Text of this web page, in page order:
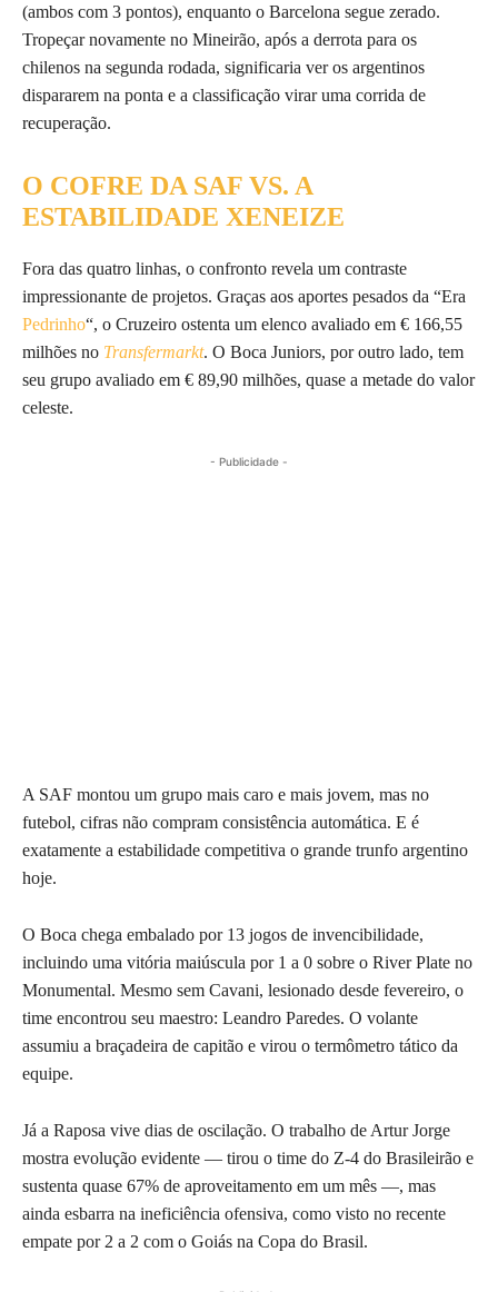
(ambos com 3 pontos), enquanto o Barcelona segue zerado.
Tropeçar novamente no Mineirão, após a derrota para os
chilenos na segunda rodada, significaria ver os argentinos
dispararem na ponta e a classificação virar uma corrida de
recuperação.
O COFRE DA SAF VS. A
ESTABILIDADE XENEIZE
Fora das quatro linhas, o confronto revela um contraste
impressionante de projetos. Graças aos aportes pesados da “Era
Pedrinho“, o Cruzeiro ostenta um elenco avaliado em € 166,55
milhões no Transfermarkt. O Boca Juniors, por outro lado, tem
seu grupo avaliado em € 89,90 milhões, quase a metade do valor
celeste.
- Publicidade -
A SAF montou um grupo mais caro e mais jovem, mas no
futebol, cifras não compram consistência automática. E é
exatamente a estabilidade competitiva o grande trunfo argentino
hoje.
O Boca chega embalado por 13 jogos de invencibilidade,
incluindo uma vitória maiúscula por 1 a 0 sobre o River Plate no
Monumental. Mesmo sem Cavani, lesionado desde fevereiro, o
time encontrou seu maestro: Leandro Paredes. O volante
assumiu a braçadeira de capitão e virou o termômetro tático da
equipe.
Já a Raposa vive dias de oscilação. O trabalho de Artur Jorge
mostra evolução evidente — tirou o time do Z-4 do Brasileirão e
sustenta quase 67% de aproveitamento em um mês —, mas
ainda esbarra na ineficiência ofensiva, como visto no recente
empate por 2 a 2 com o Goiás na Copa do Brasil.